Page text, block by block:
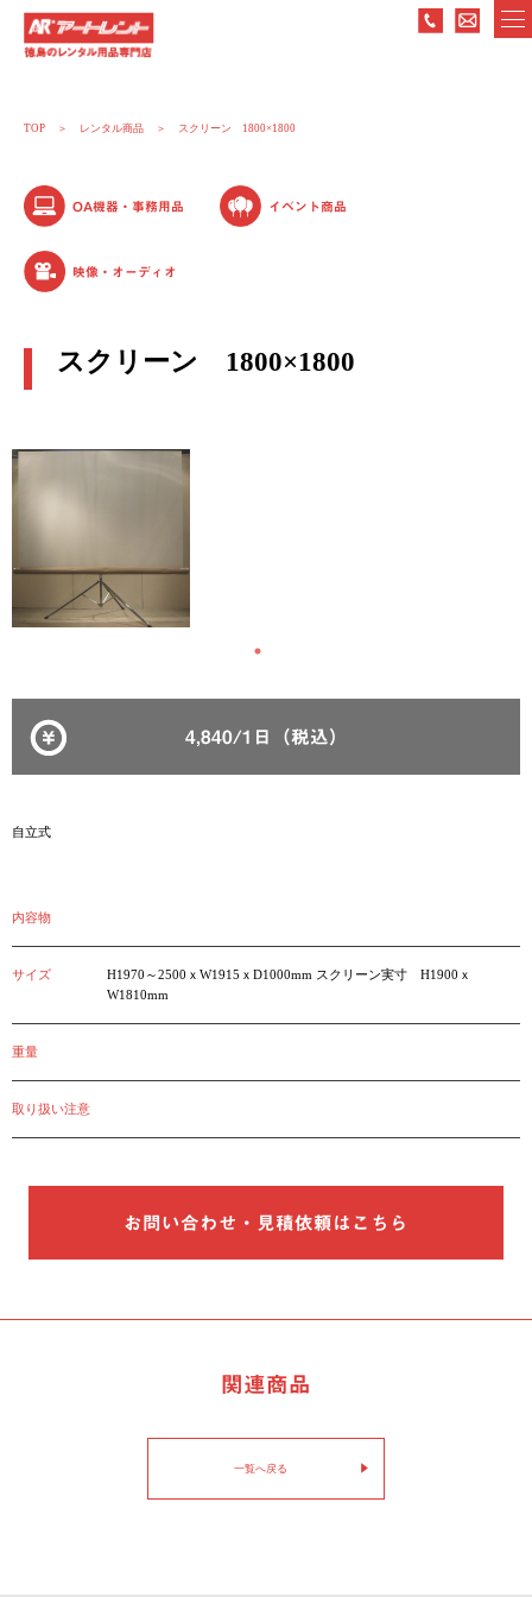
TOP レンタル商品 スクリーン 1800×1800
OA機器・事務用品 イベント商品
映像・オーディオ
スクリーン 1800×1800
4,840/1日（税込）
自立式
内容物
サイズ
H1970～2500ｘW1915ｘD1000mm スクリーン実寸 H1900ｘ
W1810mm
重量
取り扱い注意
お問い合わせ・見積依頼はこちら
関連商品
一覧へ戻る